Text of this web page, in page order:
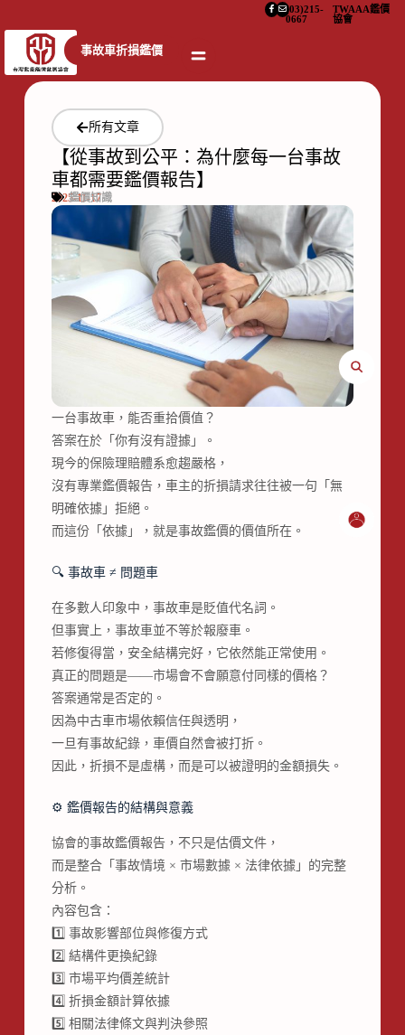
TWAAA鑑價
協會
(03)215-
0667
事故車折損鑑價
所有文章
【從事故到公平：為什麼每一台事故
車都需要鑑價報告】
2025-11-17
鑑價知識
一台事故車，能否重拾價值？
答案在於「你有沒有證據」。
現今的保險理賠體系愈趨嚴格，
沒有專業鑑價報告，車主的折損請求往往被一句「無
明確依據」拒絕。
而這份「依據」，就是事故鑑價的價值所在。
🔍 事故車 ≠ 問題車
在多數人印象中，事故車是貶值代名詞。
但事實上，事故車並不等於報廢車。
若修復得當，安全結構完好，它依然能正常使用。
真正的問題是——市場會不會願意付同樣的價格？
答案通常是否定的。
因為中古車市場依賴信任與透明，
一旦有事故紀錄，車價自然會被打折。
因此，折損不是虛構，而是可以被證明的金額損失。
⚙️ 鑑價報告的結構與意義
協會的事故鑑價報告，不只是估價文件，
而是整合「事故情境 × 市場數據 × 法律依據」的完整
分析。
內容包含：
1️⃣ 事故影響部位與修復方式
2️⃣ 結構件更換紀錄
3️⃣ 市場平均價差統計
4️⃣ 折損金額計算依據
5️⃣ 相關法律條文與判決參照